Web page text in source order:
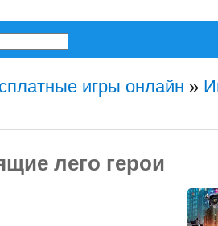
игры онлайн »
лего герои